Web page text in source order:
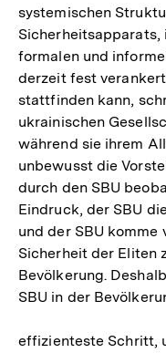
systemischen
Sicherheitsapparats,
formalen und
derzeit fest
stattfinden kann,
ukrainischen
während sie ihrem
unbewusst die
durch den SBU
Eindruck, der SBU
und der SBU komme
Sicherheit der Eliten
Bevölkerung.
SBU in der
effizienteste Schritt,